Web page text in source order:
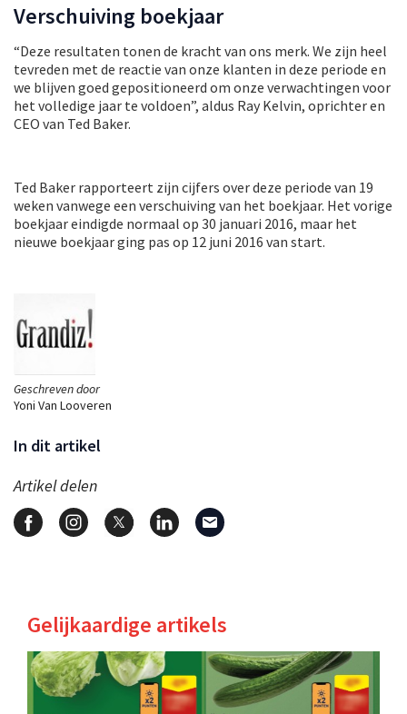
Geschreven door
Yoni Van Looveren
In dit artikel
Artikel delen
Verschuiving boekjaar
“Deze resultaten tonen de kracht van ons merk. We zijn heel
tevreden met de reactie van onze klanten in deze periode en
we blijven goed gepositioneerd om onze verwachtingen voor
het volledige jaar te voldoen”, aldus Ray Kelvin, oprichter en
CEO van Ted Baker.
Ted Baker rapporteert zijn cijfers over deze periode van 19
weken vanwege een verschuiving van het boekjaar. Het vorige
boekjaar eindigde normaal op 30 januari 2016, maar het
nieuwe boekjaar ging pas op 12 juni 2016 van start.
Gelijkaardige artikels